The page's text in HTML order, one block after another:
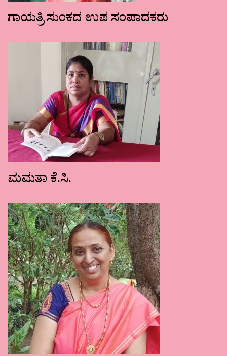
ಗಾಯತ್ರಿ ಸುಂಕದ ಉಪ ಸಂಪಾದಕರು
ಮಮತಾ ಕೆ.ಸಿ.